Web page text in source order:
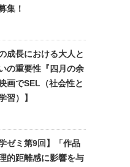
集！
成長における大人と
の重要性『四月の余
画でSEL（社会性と
習）】
ゼミ第9回】「作品
的距離感に影響を与